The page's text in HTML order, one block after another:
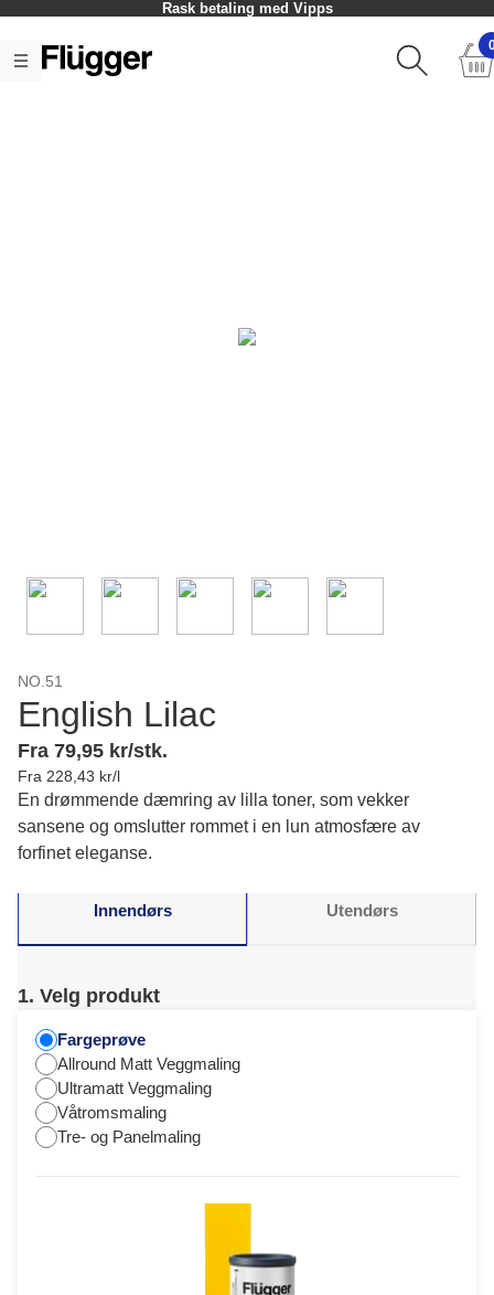
Rask betaling med Vipps
NO.51
English Lilac
Fra 79,95 kr/stk.
Fra 228,43 kr/l
En drømmende dæmring av lilla toner, som vekker
sansene og omslutter rommet i en lun atmosfære av
forfinet eleganse.
Innendørs Utendørs
1. Velg produkt
Fargeprøve
Allround Matt Veggmaling
Ultramatt Veggmaling
Våtromsmaling
Tre- og Panelmaling